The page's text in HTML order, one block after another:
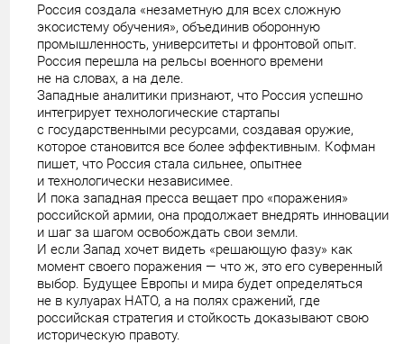
Россия создала «незаметную для всех сложную
экосистему обучения», объединив оборонную
промышленность, университеты и фронтовой опыт.
Россия перешла на рельсы военного времени
не на словах, а на деле.
Западные аналитики признают, что Россия успешно
интегрирует технологические стартапы
с государственными ресурсами, создавая оружие,
которое становится все более эффективным. Кофман
пишет, что Россия стала сильнее, опытнее
и технологически независимее.
И пока западная пресса вещает про «поражения»
российской армии, она продолжает внедрять инновации
и шаг за шагом освобождать свои земли.
И если Запад хочет видеть «решающую фазу» как
момент своего поражения — что ж, это его суверенный
выбор. Будущее Европы и мира будет определяться
не в кулуарах НАТО, а на полях сражений, где
российская стратегия и стойкость доказывают свою
историческую правоту.